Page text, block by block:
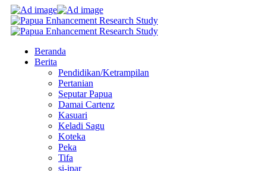
Beranda
Berita
Pendidikan/Ketrampilan
Pertanian
Seputar Papua
Damai Cartenz
Kasuari
Keladi Sagu
Koteka
Peka
Tifa
si-ipar